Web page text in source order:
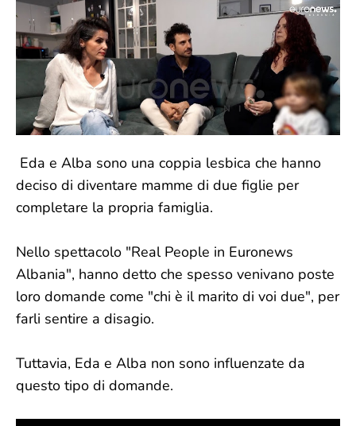
Eda e Alba sono una coppia lesbica che hanno
deciso di diventare mamme di due figlie per
completare la propria famiglia.
Nello spettacolo "Real People in Euronews
Albania", hanno detto che spesso venivano poste
loro domande come "chi è il marito di voi due", per
farli sentire a disagio.
Tuttavia, Eda e Alba non sono influenzate da
questo tipo di domande.